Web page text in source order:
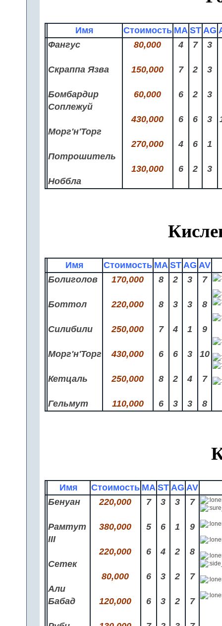
Имя Стоимость MA ST AG
Фангус
Скраппа Язва
Бомбардир
Соплежуй
Морг'н'Торг
Потрошитель
Ноббла
80,000
150,000
60,000
430,000
270,000
130,000
4
7
6
6
4
6
7
2
2
6
6
2
3
3
3
3
1
3
Имя Стоимость MA ST AG AV
Болиголов
Боттол
Силибили
Морг'н'Торг
Кетцаль
Гельмут
170,000
220,000
250,000
430,000
250,000
110,000
8
8
7
6
8
6
2
3
4
6
2
3
3
3
1
3
4
3
7
8
9
10
7
8
Имя Стоимость MA ST AG AV
Бенуан
Рамтут
III
Сетек
Али
Бабад
220,000
380,000
220,000
80,000
120,000
7
5
6
6
6
3
6
4
3
3
3
1
2
2
2
7
9
8
7
7